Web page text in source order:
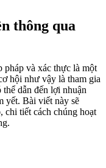
thông qua
pháp và xác thực là một
hội như vậy là tham gia
dẫn đến lợi nhuận
yết. Bài viết này sẽ
chi tiết cách chúng hoạt